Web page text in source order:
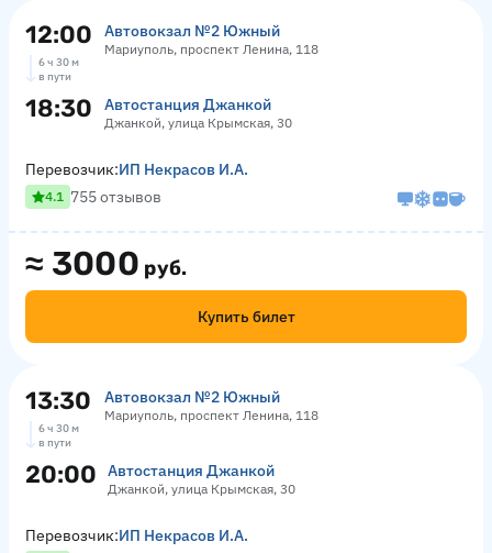
12:00 Автовокзал №2 Южный
Мариуполь, проспект Ленина, 118
6 ч 30 м
в пути
18:30 Автостанция Джанкой
Джанкой, улица Крымская, 30
≈ 3000 руб.
Купить билет
Перевозчик:ИП Некрасов И.А.
4.1 755 отзывов
13:30 Автовокзал №2 Южный
Мариуполь, проспект Ленина, 118
6 ч 30 м
в пути
20:00 Автостанция Джанкой
Джанкой, улица Крымская, 30
Перевозчик:ИП Некрасов И.А.